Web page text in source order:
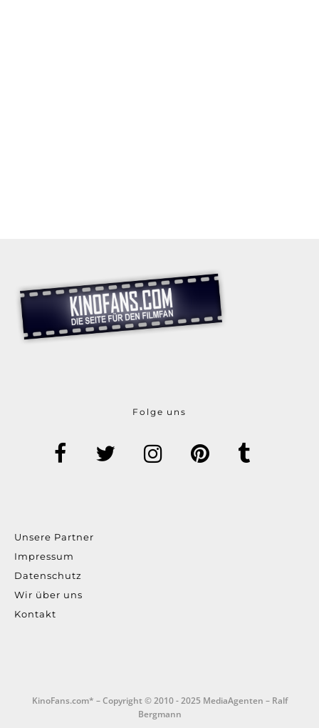
Folge uns
Unsere Partner
Impressum
Datenschutz
Wir über uns
Kontakt
KinoFans.com* – Copyright © 2010 - 2025 MediaAgenten – Ralf
Bergmann